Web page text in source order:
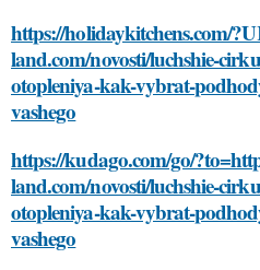
https://holidaykitchens.com/
land.com/novosti/luchshie-
otopleniya-kak-vybrat-
vashego
https://kudago.com/go/
land.com/novosti/luchshie-
otopleniya-kak-vybrat-
vashego